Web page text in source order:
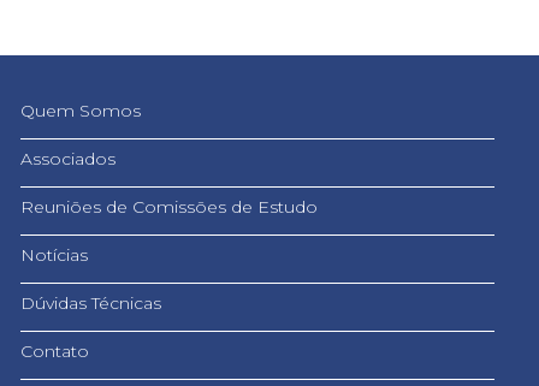
Quem Somos
Associados
Reuniões de Comissões de Estudo
Notícias
Dúvidas Técnicas
Contato